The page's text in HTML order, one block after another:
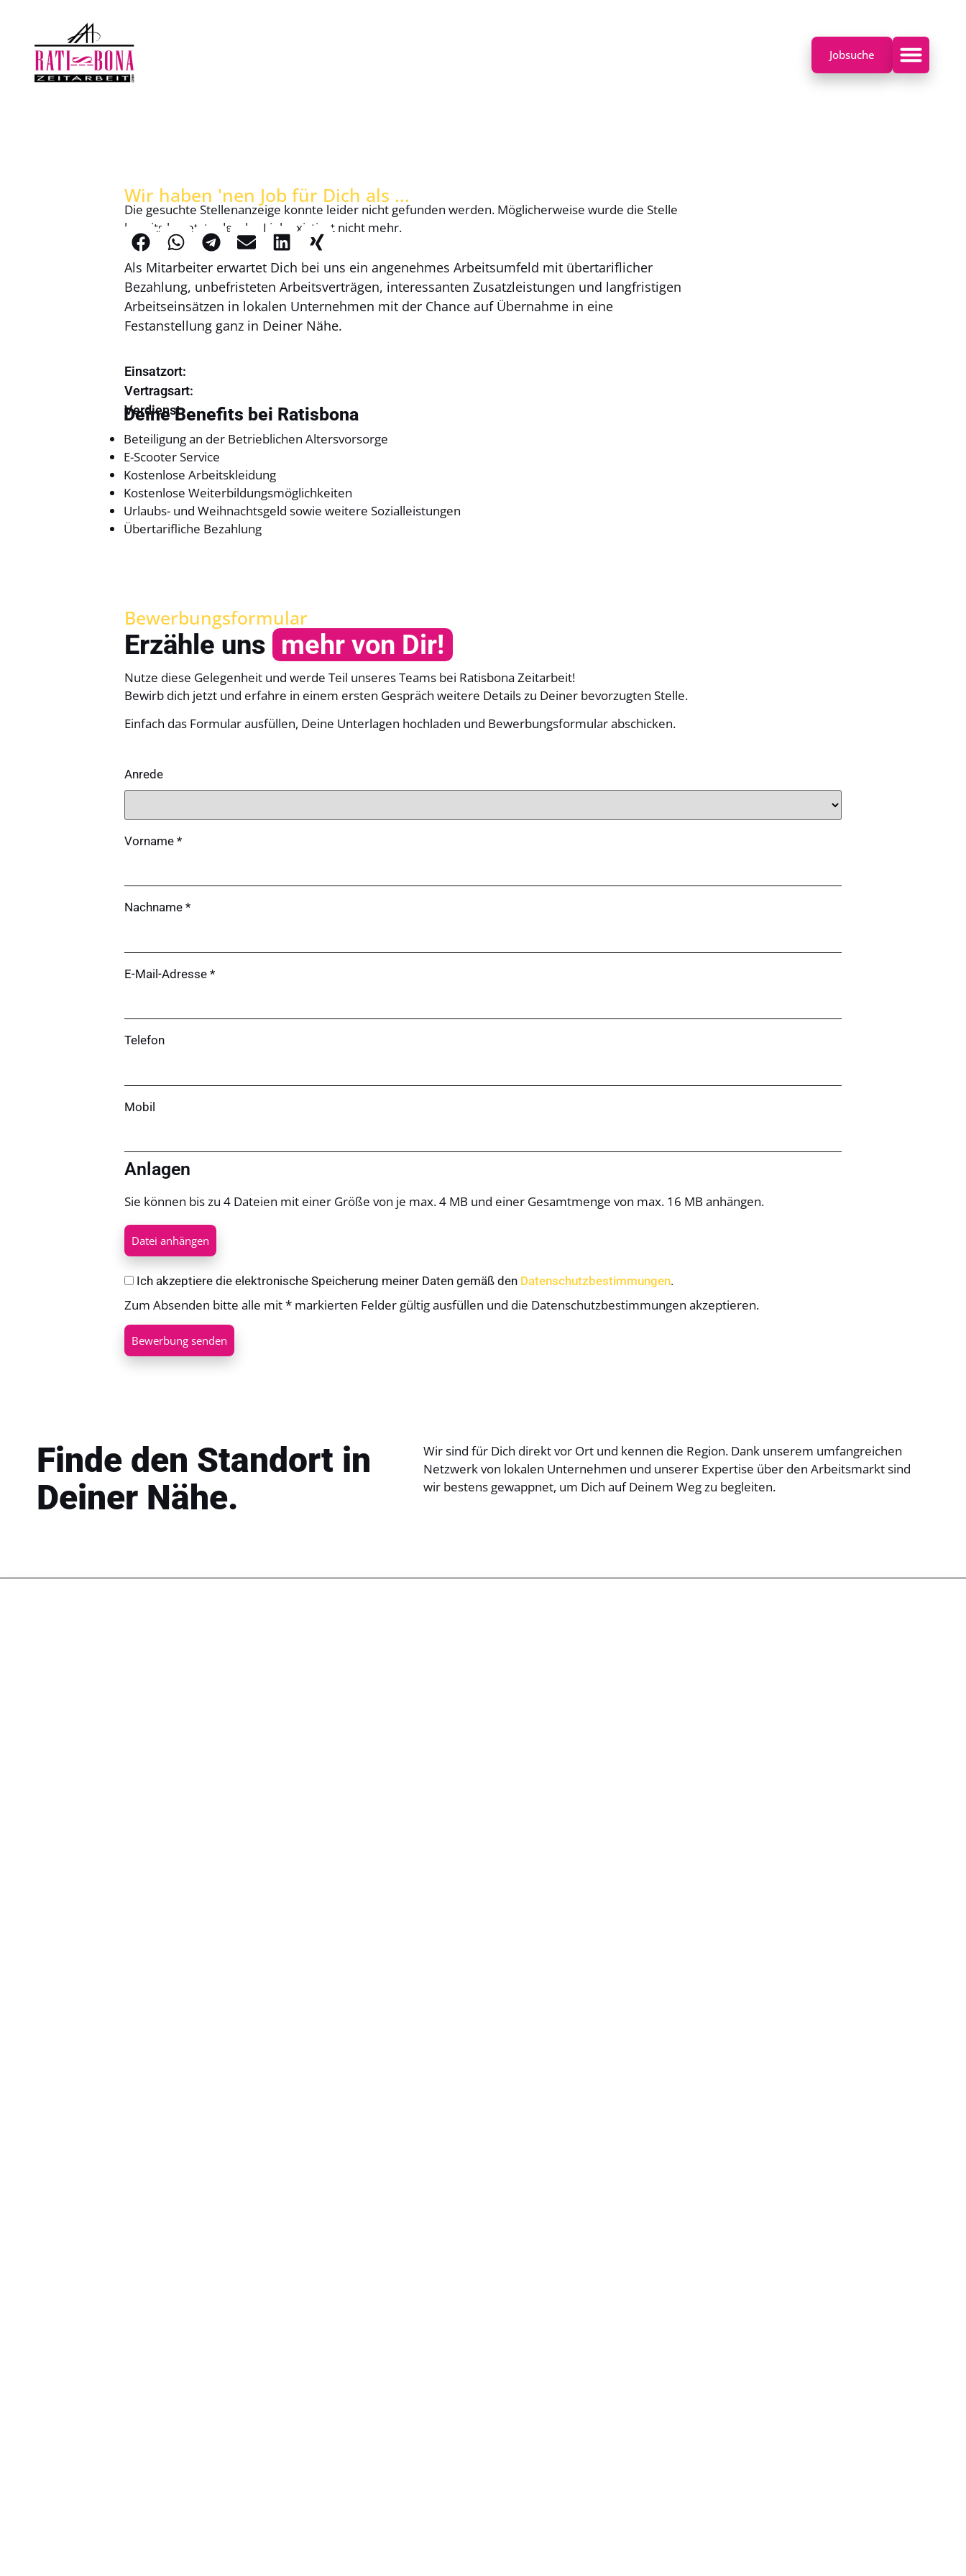
Jobsuche
Wir haben 'nen Job für Dich als ...
Die gesuchte Stellenanzeige konnte leider nicht gefunden werden. Möglicherweise wurde die Stelle
bereits besetzt oder der Link existiert nicht mehr.
Als Mitarbeiter erwartet Dich bei uns ein angenehmes Arbeitsumfeld mit übertariflicher
Bezahlung, unbefristeten Arbeitsverträgen, interessanten Zusatzleistungen und langfristigen
Arbeitseinsätzen in lokalen Unternehmen mit der Chance auf Übernahme in eine
Festanstellung ganz in Deiner Nähe.
Einsatzort:
Vertragsart:
Verdienst:
Deine Benefits bei Ratisbona
Beteiligung an der Betrieblichen Altersvorsorge
E-Scooter Service
Kostenlose Arbeitskleidung
Kostenlose Weiterbildungsmöglichkeiten
Urlaubs- und Weihnachtsgeld sowie weitere Sozialleistungen
Übertarifliche Bezahlung
Bewerbungsformular
Erzähle uns mehr von Dir!
Nutze diese Gelegenheit und werde Teil unseres Teams bei Ratisbona Zeitarbeit!
Bewirb dich jetzt und erfahre in einem ersten Gespräch weitere Details zu Deiner bevorzugten Stelle.
Einfach das Formular ausfüllen, Deine Unterlagen hochladen und Bewerbungsformular abschicken.
Anrede
Vorname *
Nachname *
E-Mail-Adresse *
Telefon
Mobil
Anlagen
Sie können bis zu 4 Dateien mit einer Größe von je max. 4 MB und einer Gesamtmenge von max. 16 MB anhängen.
Datei anhängen
Ich akzeptiere die elektronische Speicherung meiner Daten gemäß den Datenschutzbestimmungen.
Zum Absenden bitte alle mit * markierten Felder gültig ausfüllen und die Datenschutzbestimmungen akzeptieren.
Bewerbung senden
Finde den Standort in
Deiner Nähe.
Wir sind für Dich direkt vor Ort und kennen die Region. Dank unserem umfangreichen
Netzwerk von lokalen Unternehmen und unserer Expertise über den Arbeitsmarkt sind
wir bestens gewappnet, um Dich auf Deinem Weg zu begleiten.